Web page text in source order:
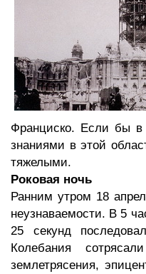
Франциско. Если бы в
знаниями в этой
тяжелыми.
Роковая ночь
Ранним утром 18
неузнаваемости. В 5
25 секунд
Колебания
землетрясения,